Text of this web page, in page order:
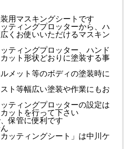
用マスキングシートです
ティングプロッターから、ハ
くお使いいただけるマスキン
ティングプロッター、ハンド
ット形状どおりに塗装する事
メット等のボディの塗装時に
ト等幅広い塗装や作業にもお
ティングプロッターの設定は
ットを行って下さい
保管に便利です
ッティングシート」は中川ケ